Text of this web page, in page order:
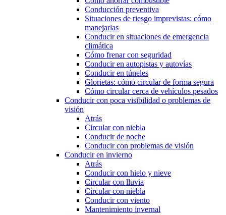
Conducción preventiva
Situaciones de riesgo imprevistas: cómo
manejarlas
Conducir en situaciones de emergencia
climática
Cómo frenar con seguridad
Conducir en autopistas y autovías
Conducir en túneles
Glorietas: cómo circular de forma segura
Cómo circular cerca de vehículos pesados
Conducir con poca visibilidad o problemas de
visión
Atrás
Circular con niebla
Conducir de noche
Conducir con problemas de visión
Conducir en invierno
Atrás
Conducir con hielo y nieve
Circular con lluvia
Circular con niebla
Conducir con viento
Mantenimiento invernal